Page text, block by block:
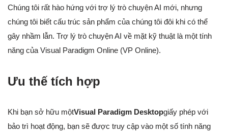
Chúng tôi rất hào hứng với trợ lý trò chuyện AI mới, nhưng
chúng tôi biết cấu trúc sản phẩm của chúng tôi đôi khi có thể
gây nhầm lẫn. Trợ lý trò chuyện AI về mặt kỹ thuật là một tính
năng của Visual Paradigm Online (VP Online).
Ưu thế tích hợp
Khi bạn sở hữu mộtVisual Paradigm Desktopgiấy phép với
bảo trì hoạt động, bạn sẽ được truy cập vào một số tính năng